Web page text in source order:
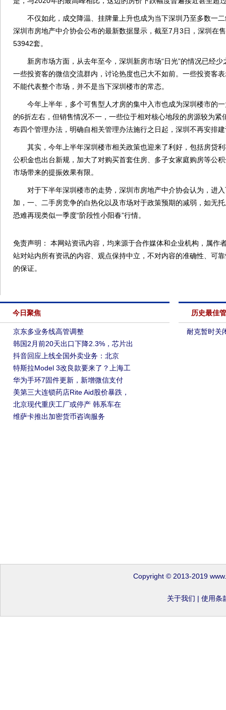
不仅如此，成交降温、挂牌量上升也成为当下深圳乃至多数一二
深圳市房地产中介协会公布的最新数据显示，截至7月3日，深圳在
53942套。
新房市场方面，从去年至今，深圳新房市场“日光”的情况已经少
一些投资客的微信交流群内，讨论热度也已大不如前。一些投资客
不能代表整个市场，并不是当下深圳楼市的常态。
今年上半年，多个可售型人才房的集中入市也成为深圳楼市的一
的6折左右，但销售情况不一，一些位于相对核心地段的房源较为
布四个管理办法，明确自相关管理办法施行之日起，深圳不再安排
其实，今年上半年深圳楼市相关政策也迎来了利好，包括房贷利
公积金也出台新规，加大了对购买首套住房、多子女家庭购房等公
市场带来的提振效果有限。
对于下半年深圳楼市的走势，深圳市房地产中介协会认为，进入
加，一、二手房竞争的白热化以及市场对于政策预期的减弱，如无
恐难再现类似一季度“阶段性小阳春”行情。
免责声明： 本网站资讯内容，均来源于合作媒体和企业机构，属作
站对站内所有资讯的内容、观点保持中立，不对内容的准确性、可
的保证。
今日聚焦
京东多业务线高管调整
韩国2月前20天出口下降2.3%，芯片出
抖音回应上线全国外卖业务：北京
特斯拉Model 3改良款要来了？上海工
华为手环7固件更新，新增微信支付
美第三大连锁药店Rite Aid股价暴跌，
北京现代重庆工厂或停产 韩系车在
维萨卡推出加密货币咨询服务
历史最佳
耐克暂时关
Copyright © 2013-2019
关于我们 | 使用条